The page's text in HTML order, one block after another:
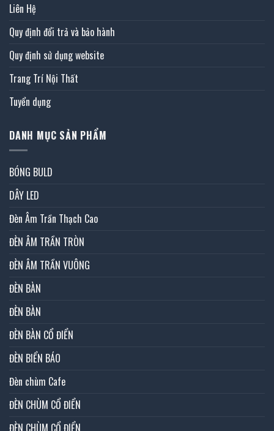
Liên Hệ
Quy định đổi trả và bảo hành
Quy định sử dụng website
Trang Trí Nội Thất
Tuyển dụng
DANH MỤC SẢN PHẨM
BÓNG BULD
DÂY LED
Đèn Âm Trần Thạch Cao
ĐÈN ÂM TRẦN TRÒN
ĐÈN ÂM TRẦN VUÔNG
ĐÈN BÀN
ĐÈN BÀN
ĐÈN BÀN CỔ ĐIỂN
ĐÈN BIỂN BÁO
Đèn chùm Cafe
ĐÈN CHÙM CỔ ĐIỂN